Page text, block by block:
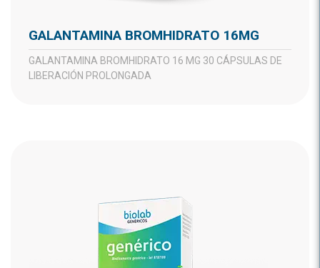
GALANTAMINA BROMHIDRATO 16MG
GALANTAMINA BROMHIDRATO 16 MG 30 CÁPSULAS DE
LIBERACIÓN PROLONGADA